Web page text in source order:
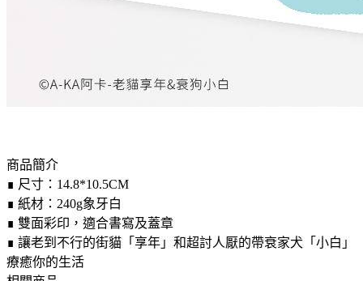
商品簡介
∎ 尺寸：14.8*10.5CM
∎ 紙材：240g象牙白
∎ 雙面彩印，適合書寫及蓋章
∎ 讓老到不行的街貓「享年」和超討人厭的帶衰家犬「小白」
療癒你的生活